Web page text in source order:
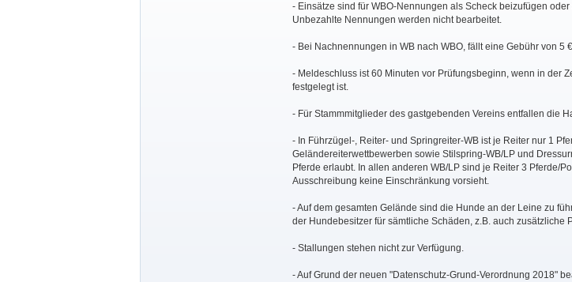
- Einsätze sind für WBO-Nennungen als Scheck beizufügen
Unbezahlte Nennungen werden nicht bearbeitet.
- Bei Nachnennungen in WB nach WBO, fällt eine Gebühr von 5
- Meldeschluss ist 60 Minuten vor Prüfungsbeginn, wenn in der
festgelegt ist.
- Für Stammmitglieder des gastgebenden Vereins entfallen die
- In Führzügel-, Reiter- und Springreiter-WB ist je Reiter nur 1
Geländereiterwettbewerben sowie Stilspring-WB/LP und
Pferde erlaubt. In allen anderen WB/LP sind je Reiter 3 Pferde/
Ausschreibung keine Einschränkung vorsieht.
- Auf dem gesamten Gelände sind die Hunde an der Leine zu
der Hundebesitzer für sämtliche Schäden, z.B. auch zusätzliche
- Stallungen stehen nicht zur Verfügung.
- Auf Grund der neuen "Datenschutz-Grund-Verordnung 2018"